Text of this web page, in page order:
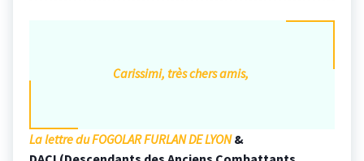
Carissimi, très chers amis,
La lettre du FOGOLAR FURLAN DE LYON&